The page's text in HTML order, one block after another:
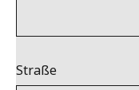
Straße